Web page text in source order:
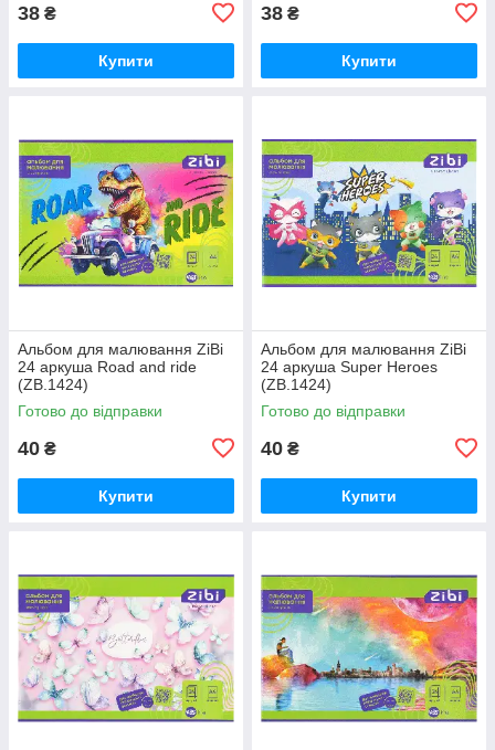
38 ₴
Купити
38 ₴
Купити
Альбом для малювання ZiBi
24 аркуша Road and ride
(ZB.1424)
Готово до відправки
40 ₴
Купити
Альбом для малювання ZiBi
24 аркуша Super Heroes
(ZB.1424)
Готово до відправки
40 ₴
Купити